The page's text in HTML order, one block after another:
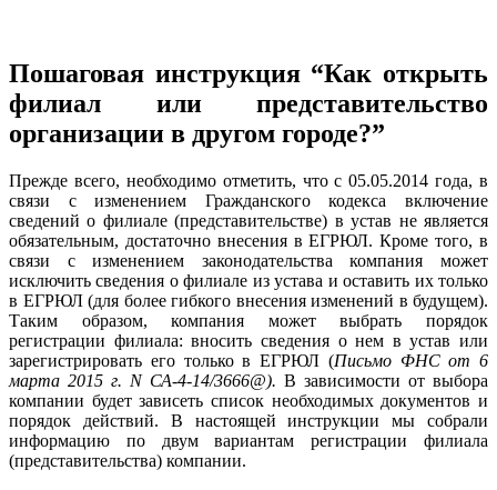
Пошаговая инструкция “Как открыть
филиал или представительство
организации в другом городе?”
Прежде всего, необходимо отметить, что с 05.05.2014 года, в
связи с изменением Гражданского кодекса включение
сведений о филиале (представительстве) в устав не является
обязательным, достаточно внесения в ЕГРЮЛ. Кроме того, в
связи с изменением законодательства компания может
исключить сведения о филиале из устава и оставить их только
в ЕГРЮЛ (для более гибкого внесения изменений в будущем).
Таким образом, компания может выбрать порядок
регистрации филиала: вносить сведения о нем в устав или
зарегистрировать его только в ЕГРЮЛ (Письмо ФНС от 6
марта 2015 г. N СА-4-14/3666@). В зависимости от выбора
компании будет зависеть список необходимых документов и
порядок действий. В настоящей инструкции мы собрали
информацию по двум вариантам регистрации филиала
(представительства) компании.